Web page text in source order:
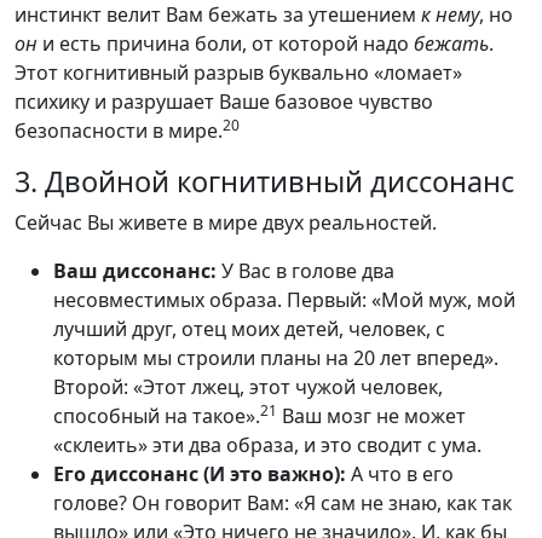
инстинкт велит Вам бежать за утешением к нему, но
он и есть причина боли, от которой надо бежать.
Этот когнитивный разрыв буквально «ломает»
психику и разрушает Ваше базовое чувство
безопасности в мире.20
3. Двойной когнитивный диссонанс
Сейчас Вы живете в мире двух реальностей.
Ваш диссонанс: У Вас в голове два
несовместимых образа. Первый: «Мой муж, мой
лучший друг, отец моих детей, человек, с
которым мы строили планы на 20 лет вперед».
Второй: «Этот лжец, этот чужой человек,
способный на такое».21 Ваш мозг не может
«склеить» эти два образа, и это сводит с ума.
Его диссонанс (И это важно): А что в его
голове? Он говорит Вам: «Я сам не знаю, как так
вышло» или «Это ничего не значило». И, как бы